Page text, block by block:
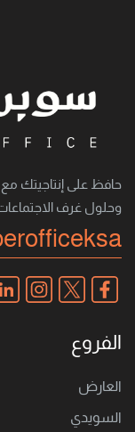
حافظ على إنتاجيتك
وحلول غرف
الفروع
العارض
السويدي